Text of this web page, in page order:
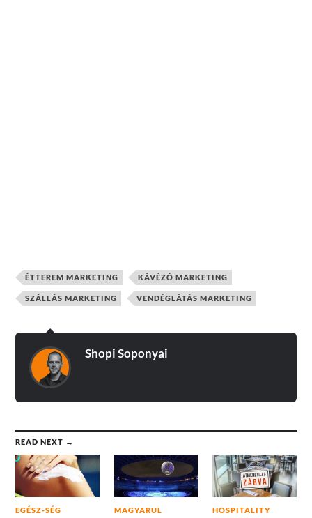
ÉTTEREM MARKETING KÁVÉZÓ MARKETING
SZÁLLÁS MARKETING VENDÉGLÁTÁS MARKETING
Shopi Soponyai
READ NEXT →
EGÉSZ-SÉG MAGYARUL
HOSPITALITY